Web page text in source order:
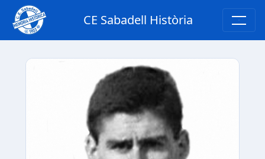
CE Sabadell Història